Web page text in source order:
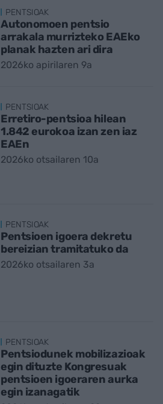
PENTSIOAK
Autonomoen pentsio
arrakala murrizteko EAEko
planak hazten ari dira
2026ko apirilaren 9a
PENTSIOAK
Erretiro-pentsioa hilean
1.842 eurokoa izan zen iaz
EAEn
2026ko otsailaren 10a
PENTSIOAK
Pentsioen igoera dekretu
bereizian tramitatuko da
2026ko otsailaren 3a
PENTSIOAK
Pentsiodunek mobilizazioak
egin dituzte Kongresuak
pentsioen igoeraren aurka
egin izanagatik